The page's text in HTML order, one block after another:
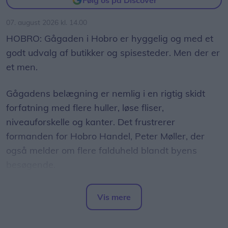
07. august 2026 kl. 14.00
HOBRO: Gågaden i Hobro er hyggelig og med et
godt udvalg af butikker og spisesteder. Men der er
et men.
Gågadens belægning er nemlig i en rigtig skidt
forfatning med flere huller, løse fliser,
niveauforskelle og kanter. Det frustrerer
formanden for Hobro Handel, Peter Møller, der
også melder om flere falduheld blandt byens
- Det er et rigtigt stort problem, hvor der i år har
været et par større uheld med kunder, der er
Vis mere